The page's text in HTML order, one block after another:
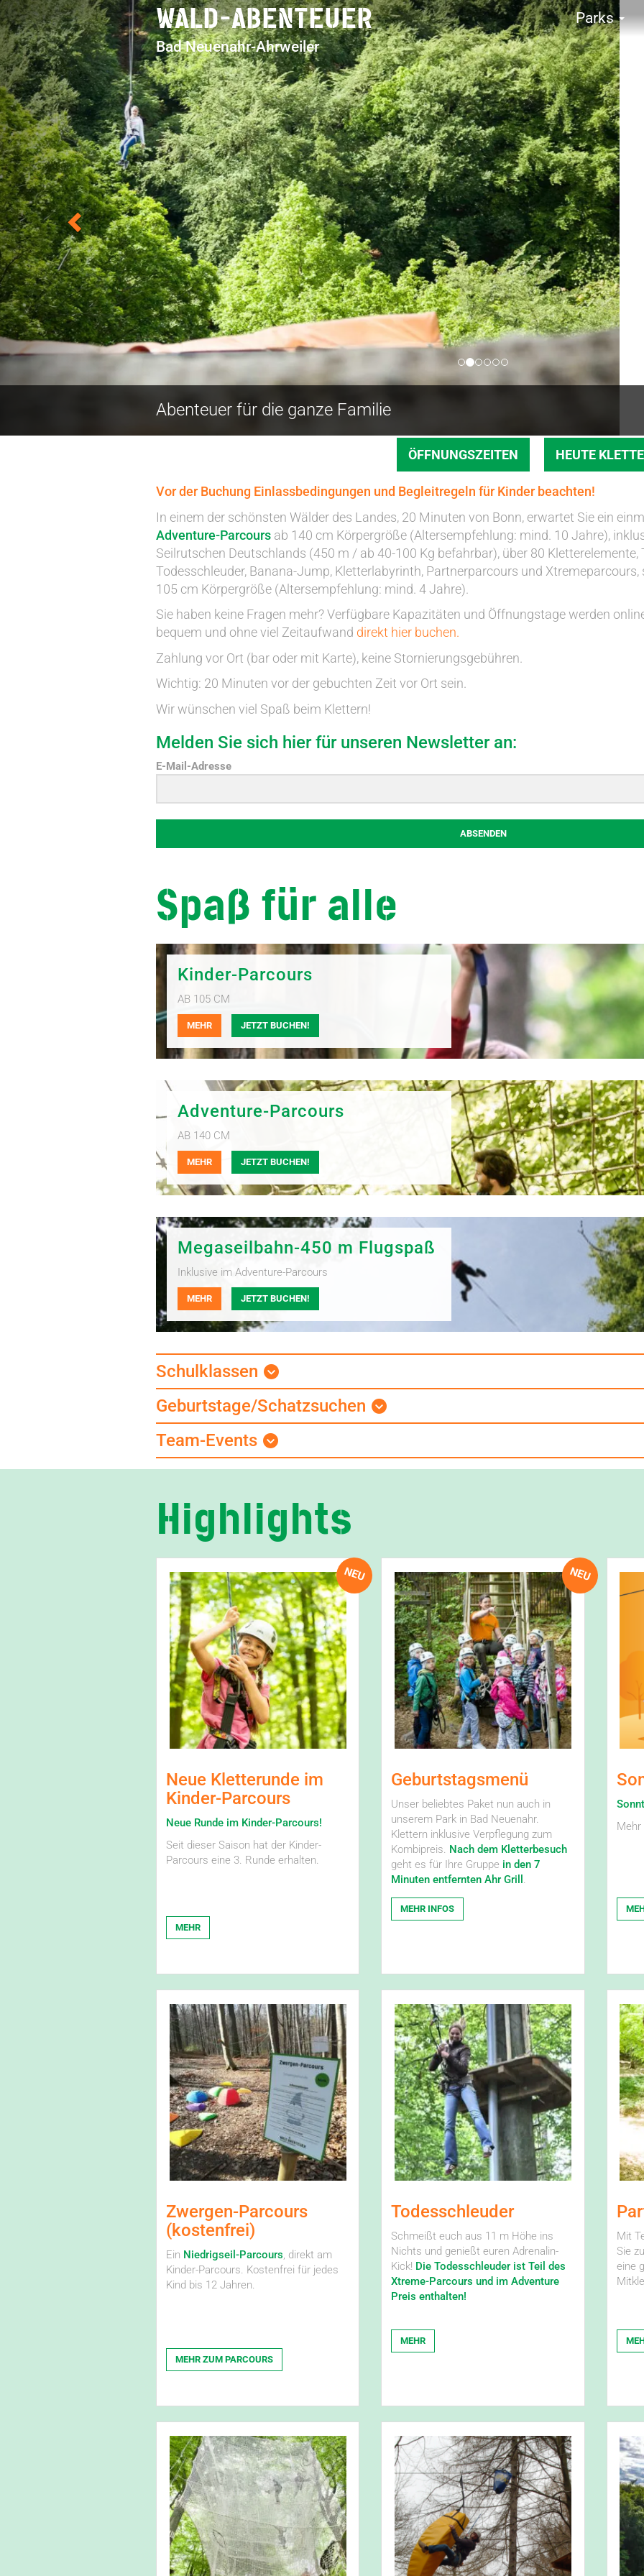
WALD-ABENTEUER
Bad Neuenahr-Ahrweiler
Parks
Previous
Abenteuer für die ganze Familie
ÖFFNUNGSZEITEN HEUTE
Vor der Buchung Einlassbedingungen und Begleitregeln für Kinder beachten!
In einem der schönsten Wälder des Landes, 20 Minuten von Bonn, erwartet Sie ein
Adventure-Parcours ab 140 cm Körpergröße (Altersempfehlung: mind. 10 Jahre),
Seilrutschen Deutschlands (450 m / ab 40-100 Kg befahrbar), über 80 Kletterelemente,
Todesschleuder, Banana-Jump, Kletterlabyrinth, Partnerparcours und
105 cm Körpergröße (Altersempfehlung: mind. 4 Jahre).
Sie haben keine Fragen mehr? Verfügbare Kapazitäten und Öffnungstage werden
bequem und ohne viel Zeitaufwand direkt hier buchen.
Zahlung vor Ort (bar oder mit Karte), keine Stornierungsgebühren.
Wichtig: 20 Minuten vor der gebuchten Zeit vor Ort sein.
Wir wünschen viel Spaß beim Klettern!
Melden Sie sich hier für unseren Newsletter an:
E-Mail-Adresse
ABSENDEN
Spaß für alle
Kinder-Parcours
AB 105 CM
MEHR JETZT BUCHEN!
Adventure-Parcours
AB 140 CM
MEHR JETZT BUCHEN!
Megaseilbahn-450 m Flugspaß
Inklusive im Adventure-Parcours
MEHR JETZT BUCHEN!
Schulklassen
Geburtstage/Schatzsuchen
Team-Events
Highlights
NEU
Neue Kletterunde im
Kinder-Parcours
Neue Runde im Kinder-Parcours!
Seit dieser Saison hat der Kinder-
Parcours eine 3. Runde erhalten.
MEHR
NEU
Geburtstagsmenü
Unser beliebtes Paket nun auch in
unserem Park in Bad Neuenahr.
Klettern inklusive Verpflegung zum
Kombipreis. Nach dem Kletterbesuch
geht es für Ihre Gruppe in den 7
Minuten entfernten Ahr Grill .
MEHR INFOS
Mehr
Zwergen-Parcours
(kostenfrei)
Ein Niedrigseil-Parcours, direkt am
Kinder-Parcours. Kostenfrei für jedes
Kind bis 12 Jahren.
MEHR ZUM PARCOURS
Todesschleuder
Schmeißt euch aus 11 m Höhe ins
Nichts und genießt euren Adrenalin-
Kick! Die Todesschleuder ist Teil des
Xtreme-Parcours und im Adventure
Preis enthalten!
MEHR
Mit
Sie
eine